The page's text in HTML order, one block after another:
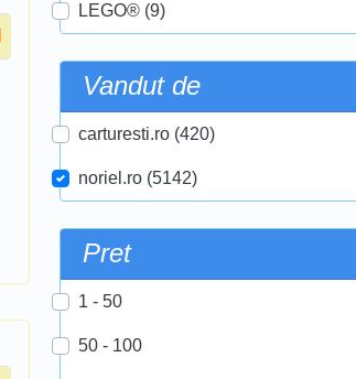
LEGO® (9)
Vandut de
carturesti.ro (420)
noriel.ro (5142)
Pret
1 - 50
50 - 100